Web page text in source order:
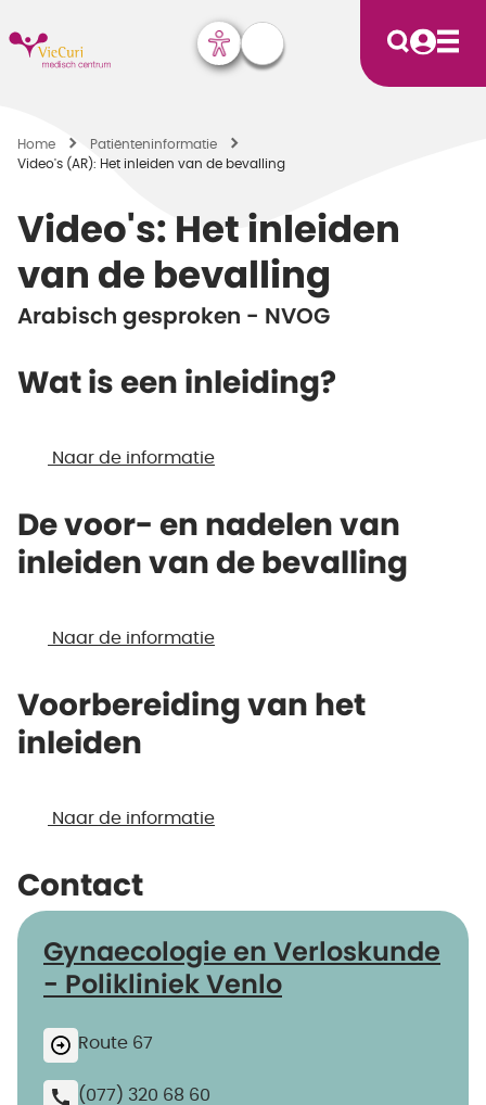
Home
Patiënten­informatie
Video's (AR): Het inleiden van de bevalling
Video's: Het inleiden
van de bevalling
Arabisch gesproken - NVOG
Wat is een inleiding?
Naar de informatie
De voor- en nadelen van
inleiden van de bevalling
Naar de informatie
Voorbereiding van het
inleiden
Naar de informatie
Contact
Gynaecologie en Verloskunde
- Polikliniek Venlo
Route 67
(077) 320 68 60